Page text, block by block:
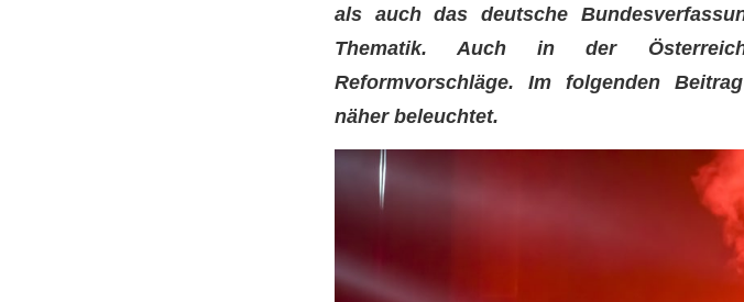
als auch das deutsche
Thematik. Auch in der
Reformvorschläge. Im folgenden
näher beleuchtet.